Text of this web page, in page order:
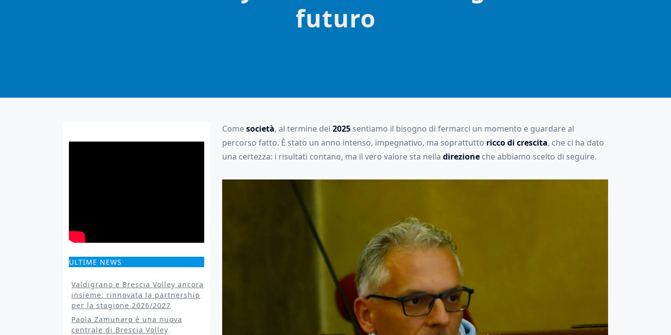
futuro
Comesocietà, al termine del 2025sentiamo il bisogno di fermarci un momento e guardare al
percorso fatto. È stato un anno intenso, impegnativo, ma soprattutto ricco di crescita, che ci ha dato
una certezza: i risultati contano, ma il vero valore sta nella direzioneche abbiamo scelto di seguire.
ULTIME NEWS
Valdigrano e Brescia Volley ancora
insieme: rinnovata la partnership
per la stagione 2026/2027
Paola Zamunaro è una nuova
centrale di Brescia Volley